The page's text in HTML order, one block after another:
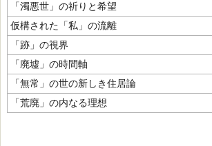
「濁悪世」の祈りと希望
仮構された「私」の流離
「跡」の視界
「廃墟」の時間軸
「無常」の世の新しき住居論
「荒廃」の内なる理想